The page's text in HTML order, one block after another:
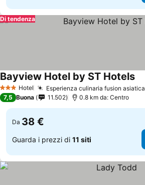
Di tendenza
3 StelleHotel Esperienza culinaria fusion asiatica
Bayview Hotel by ST Hotels
7,5 Buona 11.502 0.8 km da: Centro
Da 38 €
Guarda i prezzi di 11 siti